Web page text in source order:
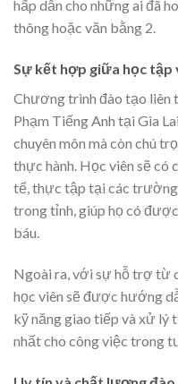
hấp dẫn cho những ai đã
thông hoặc văn bằng 2.
Sự kết hợp giữa học tập
Chương trình đào tạo liên
Phạm Tiếng Anh tại Gia
chuyên môn mà còn chú
thực hành. Học viên sẽ có
tế, thực tập tại các
trong tỉnh, giúp họ có
báu.
Ngoài ra, với sự hỗ trợ từ
học viên sẽ được hướng
kỹ năng giao tiếp và xử lý
nhất cho công việc trong